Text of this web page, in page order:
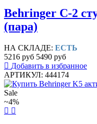
Behringer C-2
(пара)
НА СКЛАДЕ: ЕСТЬ
5216 руб 5490 руб
Добавить в избранное
АРТИКУЛ: 444174
Sale
~4%